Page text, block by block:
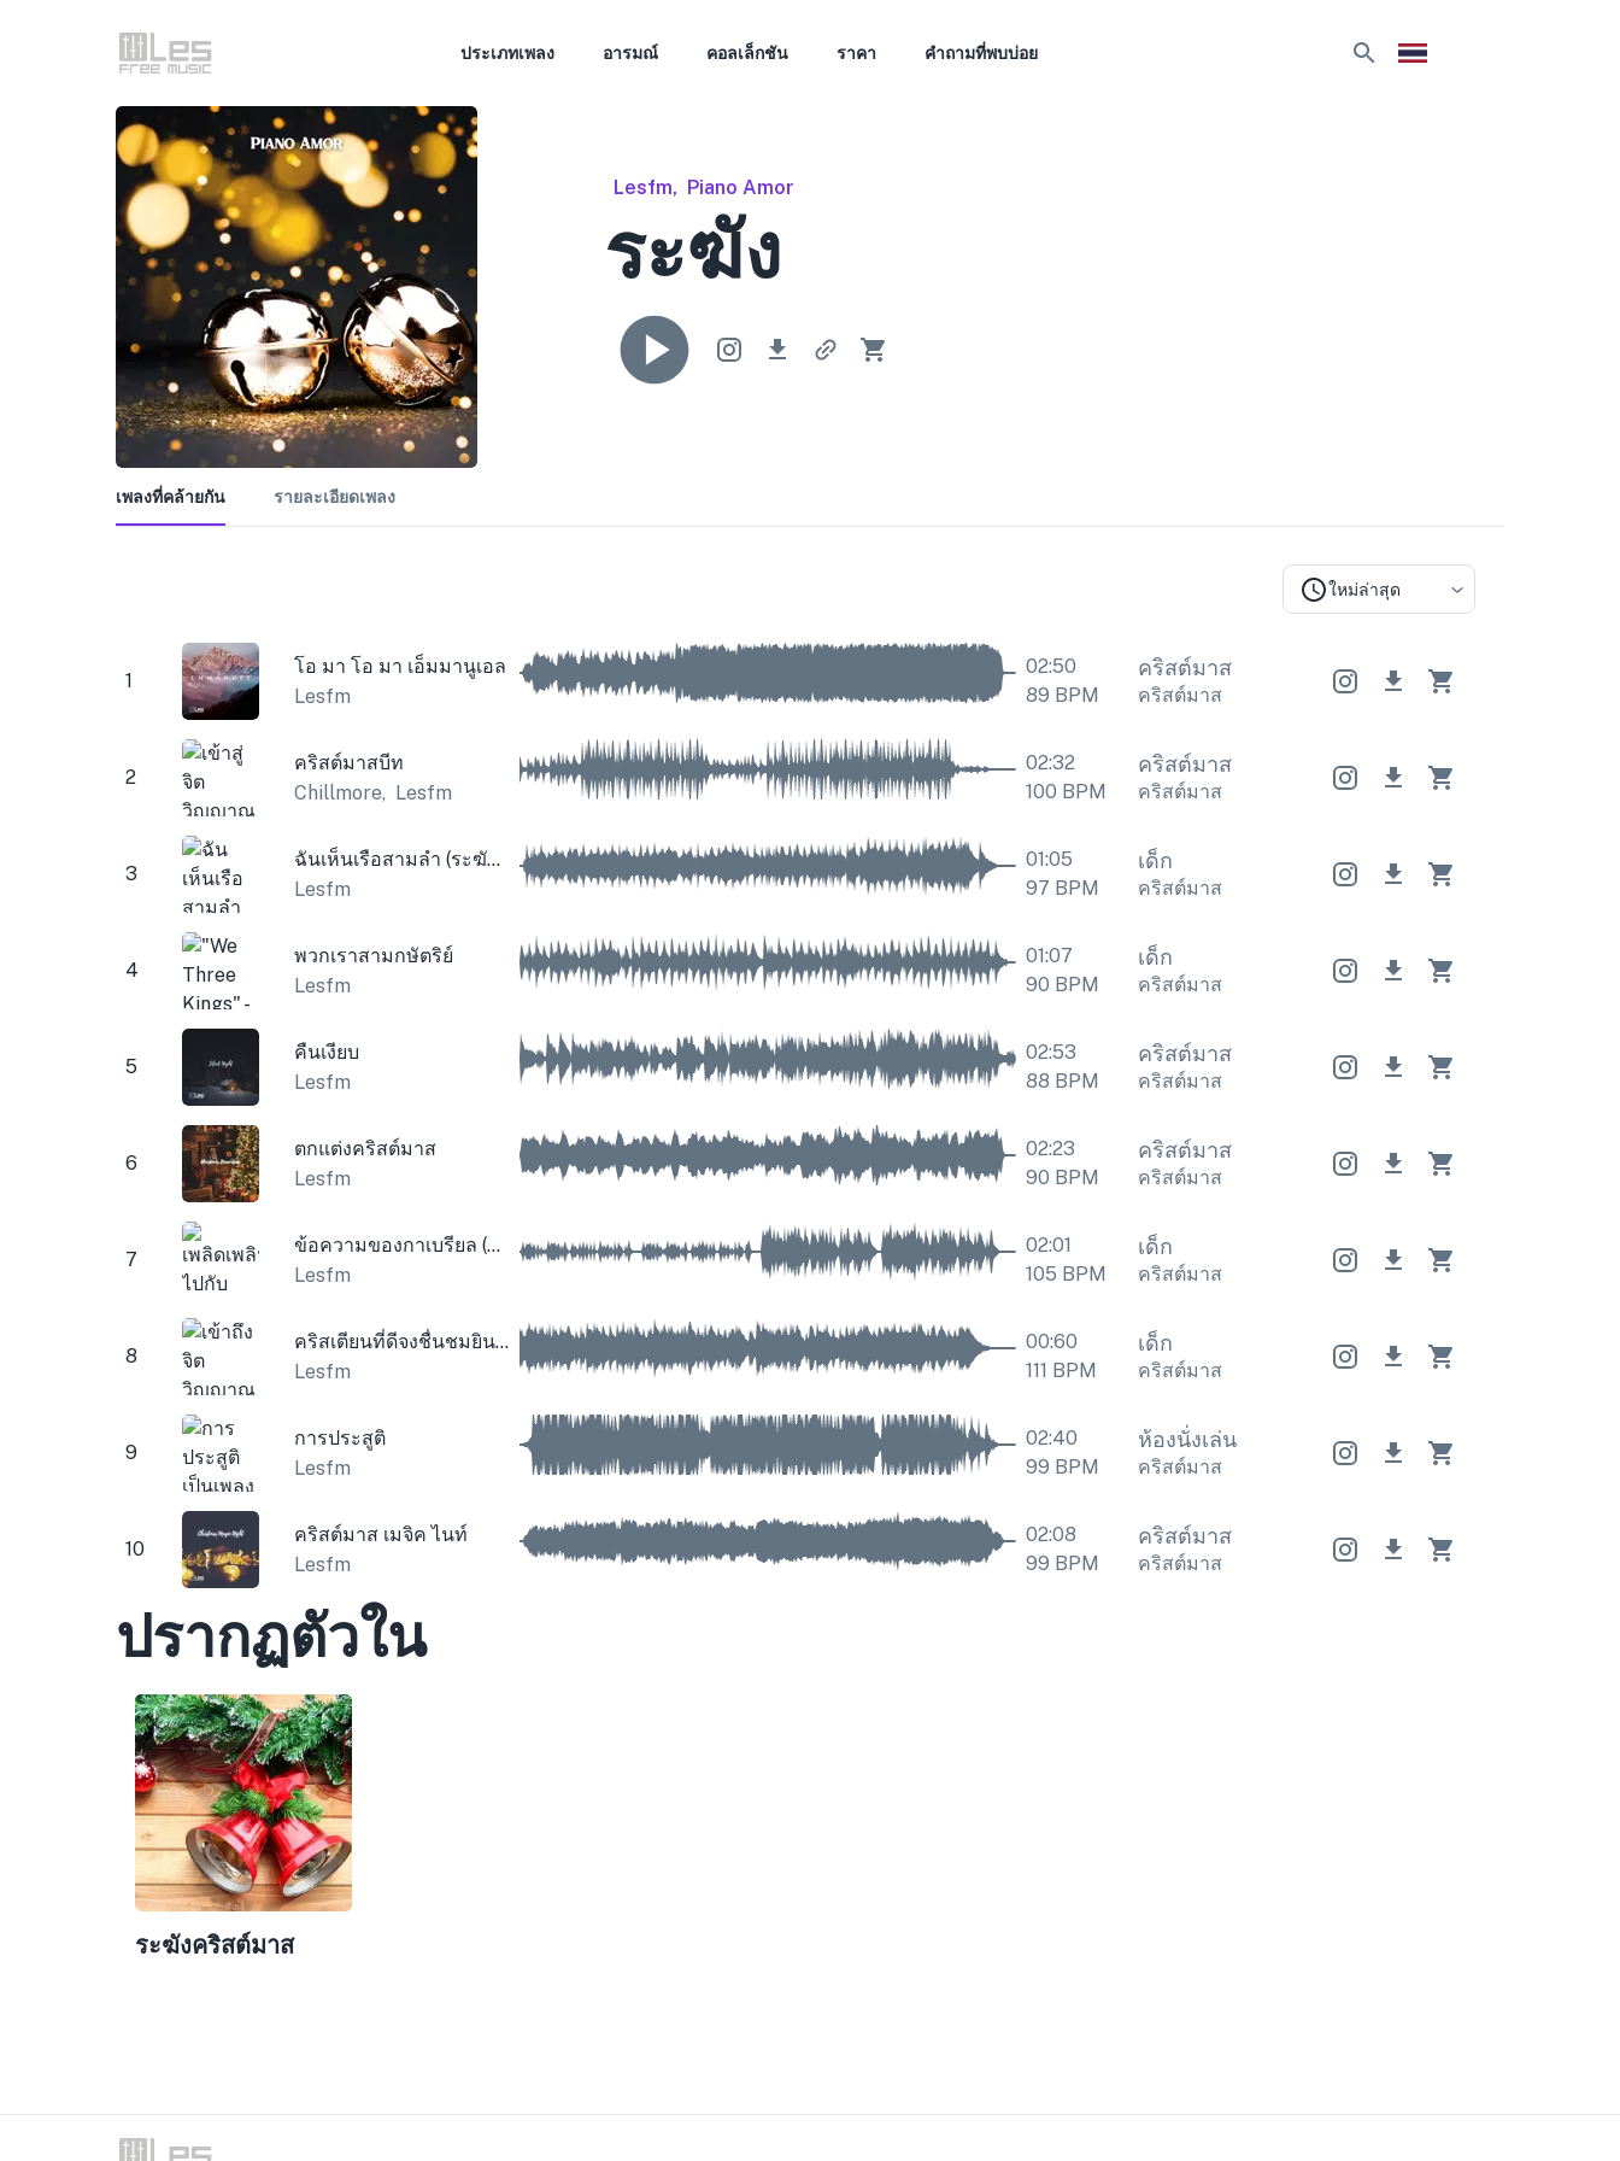
ประเภทเพลง อารมณ์ คอลเล็กชัน ราคา คำถามที่พบบ่อย
Lesfm, Piano Amor
ระฆัง
เพลงที่คล้ายกัน รายละเอียดเพลง
ใหม่ล่าสุด
1
โอ มา โอ มา เอ็มมานูเอล
Lesfm
02:50
89 BPM
คริสต์มาส คริสต์มาส คริสต์มาส
คริสต์มาส
2
คริสต์มาสบีท
Chillmore, Lesfm
02:32
100 BPM
คริสต์มาส คริสต์มาส คริสต์มาส
คริสต์มาส
3
ฉันเห็นเรือสามลำ (ระฆังคริสต์มาส)
Lesfm
01:05
97 BPM
เด็ก
คริสต์มาส
4
พวกเราสามกษัตริย์
Lesfm
01:07
90 BPM
เด็ก
คริสต์มาส
5
คืนเงียบ
Lesfm
02:53
88 BPM
คริสต์มาส คริสต์มาส คริสต์มาส
คริสต์มาส
6
ตกแต่งคริสต์มาส
Lesfm
02:23
90 BPM
คริสต์มาส คริสต์มาส คริสต์มาส
คริสต์มาส
7
ข้อความของกาเบรียล (กล่องดนตรีคริสต์มาสและระฆัง)
Lesfm
02:01
105 BPM
เด็ก
คริสต์มาส
8
คริสเตียนที่ดีจงชื่นชมยินดี (ระฆังคริสต์มาส)
Lesfm
00:60
111 BPM
เด็ก
คริสต์มาส
9
การประสูติ
Lesfm
02:40
99 BPM
ห้องนั่งเล่น ห้องนั่งเล่น ห้องนั่งเล่น
คริสต์มาส
10
คริสต์มาส เมจิค ไนท์
Lesfm
02:08
99 BPM
คริสต์มาส คริสต์มาส คริสต์มาส
คริสต์มาส
ปรากฏตัวใน
ระฆังคริสต์มาส